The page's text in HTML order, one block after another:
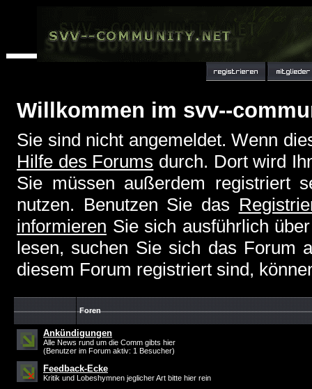
Willkommen im svv--
Sie sind nicht angemeldet. Wenn
Hilfe des Forums durch. Dort wird
Sie müssen außerdem registriert
nutzen. Benutzen Sie das
informieren Sie sich ausführlich
lesen, suchen Sie sich das Forum
diesem Forum registriert sind,
Foren
Ankündigungen
Alle News rund um die Comm gibts hier
(Benutzer im Forum aktiv: 1 Besucher)
Feedback-Ecke
Kritik und Lobeshymnen jeglicher Art bitte hier rein